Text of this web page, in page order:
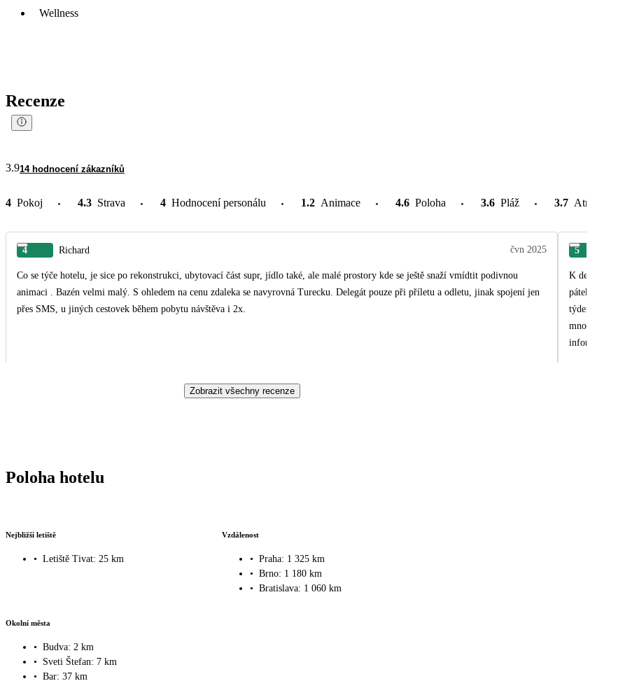
Wellness
Recenze
3.914 hodnocení zákazníků
4 Pokoj 4.3 Strava 4 Hodnocení personálu 1.2 Animace 4.6 Poloha 3.6 Pláž 3.7 Atrakce v okolí
4 Richard čvn 2025
Co se týče hotelu, je sice po rekonstrukci, ubytovací část supr, jídlo také, ale malé prostory kde se ještě snaží vmídtit podivnou
animaci . Bazén velmi malý. S ohledem na cenu zdaleka se navyrovná Turecku. Delegát pouze při příletu a odletu, jinak spojení jen
přes SMS, u jiných cestovek během pobytu návštěva i 2x.
5
K delegátce - na
pátek
týdenním
mnohých
informacemi
Zobrazit všechny recenze
Poloha hotelu
Nejbližší letiště
• Letiště Tivat: 25 km
Vzdálenost
• Praha: 1 325 km
• Brno: 1 180 km
• Bratislava: 1 060 km
Okolní města
• Budva: 2 km
•
Sveti Štefan: 7 km
• Bar: 37 km